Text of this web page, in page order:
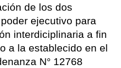
de los dos
ejecutivo para
interdiciplinaria a fin
a la establecido en el
N° 12768